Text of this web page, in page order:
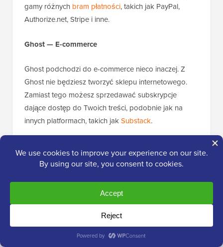
gamy różnych bram płatności, takich jak PayPal,
Authorize.net, Stripe i inne.
Ghost — E-commerce
Ghost podchodzi do e-commerce nieco inaczej. Z
Ghost nie będziesz tworzyć sklepu internetowego.
Zamiast tego możesz sprzedawać subskrypcje
dające dostęp do Twoich treści, podobnie jak na
innych platformach, takich jakSubstack.
miał dostęp do Twoich treści. Mogą być one
publicznie dostępne lub ograniczone dla wszystkich
członków lub tylko dla płacących członków.